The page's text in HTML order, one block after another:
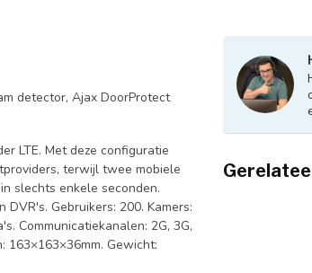
detector, Ajax DoorProtect
LTE. Met deze configuratie
terwijl twee mobiele
slechts enkele seconden.
Gebruikers: 200. Kamers:
Communicatiekanalen: 2G, 3G,
163×163×36mm. Gewicht: